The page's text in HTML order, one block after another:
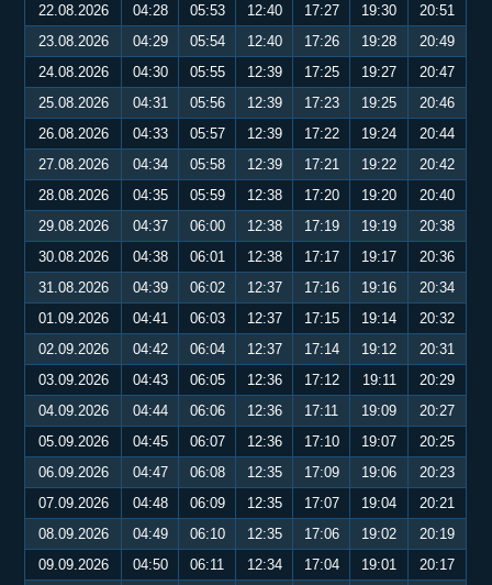
22.08.2026
04:28 05:53 12:40 17:27 19:30
20:51
23.08.2026
04:29 05:54 12:40 17:26 19:28
20:49
24.08.2026
04:30 05:55 12:39 17:25 19:27
20:47
25.08.2026
04:31 05:56 12:39 17:23 19:25
20:46
26.08.2026
04:33 05:57 12:39 17:22 19:24
20:44
27.08.2026
04:34 05:58 12:39 17:21 19:22
20:42
28.08.2026
04:35 05:59 12:38 17:20 19:20
20:40
29.08.2026
04:37 06:00 12:38 17:19 19:19
20:38
30.08.2026
04:38 06:01 12:38 17:17 19:17
20:36
31.08.2026
04:39 06:02 12:37 17:16 19:16
20:34
01.09.2026
04:41 06:03 12:37 17:15 19:14
20:32
02.09.2026
04:42 06:04 12:37 17:14 19:12
20:31
03.09.2026
04:43 06:05 12:36 17:12 19:11
20:29
04.09.2026
04:44 06:06 12:36 17:11 19:09
20:27
05.09.2026
04:45 06:07 12:36 17:10 19:07
20:25
06.09.2026
04:47 06:08 12:35 17:09 19:06
20:23
07.09.2026
04:48 06:09 12:35 17:07 19:04
20:21
08.09.2026
04:49 06:10 12:35 17:06 19:02
20:19
09.09.2026
04:50 06:11 12:34 17:04 19:01
20:17